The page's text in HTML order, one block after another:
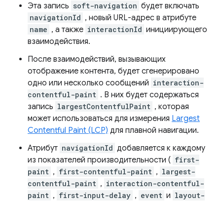
Эта запись soft-navigation будет включать
navigationId , новый URL-адрес в атрибуте
name , а также interactionId инициирующего
взаимодействия.
После взаимодействий, вызывающих
отображение контента, будет сгенерировано
одно или несколько сообщений interaction-
contentful-paint . В них будет содержаться
запись largestContentfulPaint , которая
может использоваться для измерения Largest
Contentful Paint (LCP) для плавной навигации.
Атрибут navigationId добавляется к каждому
из показателей производительности ( first-
paint , first-contentful-paint , largest-
contentful-paint , interaction-contentful-
paint , first-input-delay , event и layout-